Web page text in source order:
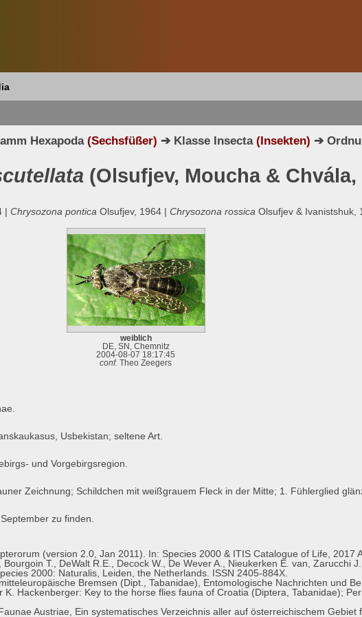
Hexapoda(Sechsfüßer) ➔ Klasse Insecta(Insekten) ➔
(Olsufjev, Moucha & Chvála,
| Chrysozona pontica Olsufjev, 1964 | Chrysozona rossica Olsufjev & Ivanistshuk,
weiblich
DE, SN, Chemnitz
2004-08-07 18:17:45
conf.
Theo Zeegers
Usbekistan; seltene Art.
und Vorgebirgsregion.
Zeichnung; Schildchen mit weißgrauem Fleck in der Mitte; 1. Fühlerglied
zu finden.
(version 2.0, Jan 2011). In: Species 2000 & ITIS Catalogue of Life, 2017
T., DeWalt R.E., Decock W., De Wever A., Nieukerken E. van, Zarucchi
2000: Naturalis, Leiden, the Netherlands. ISSN 2405-884X.
Bremsen (Dipt., Tabanidae), Entomologische Nachrichten und
Hackenberger: Key to the horse flies fauna of Croatia (Diptera, Tabanidae);
Austriae, Ein systematisches Verzeichnis aller auf österreichischem